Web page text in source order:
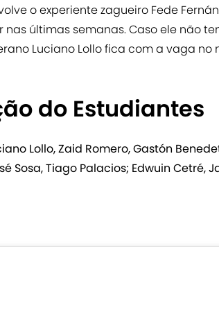
o experiente zagueiro Fede
últimas semanas. Caso ele não
Luciano Lollo fica com a vaga no
do Estudiantes
Lollo, Zaid Romero, Gastón
Sosa, Tiago Palacios; Edwuin Cetré,